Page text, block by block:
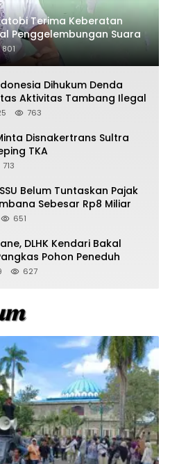
Terima Keberatan
Penggelembungan Suara
801
Dihukum Denda
Aktivitas Tambang Ilegal
763
Disnakertrans Sultra
TKA
713
Belum Tuntaskan Pajak
Sebesar Rp8 Miliar
651
DLHK Kendari Bakal
Pohon Peneduh
627